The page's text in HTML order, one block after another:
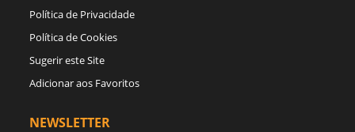
Política de Privacidade
Política de Cookies
Sugerir este Site
Adicionar aos Favoritos
NEWSLETTER